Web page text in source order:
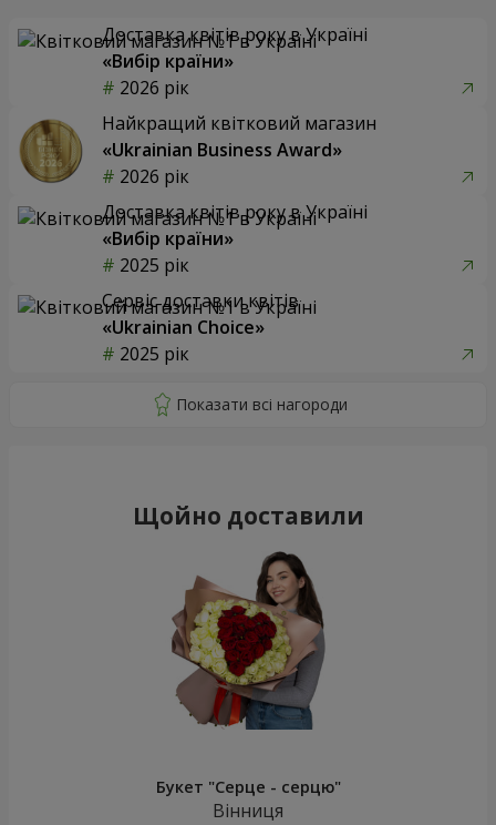
Доставка квітів року в Україні
«Вибір країни»
2026 рік
Найкращий квітковий магазин
«Ukrainian Business Award»
2026 рік
Доставка квітів року в Україні
«Вибір країни»
2025 рік
Сервіс доставки квітів
«Ukrainian Choice»
2025 рік
Щойно доставили
Букет "Серце - серцю"
Вінниця